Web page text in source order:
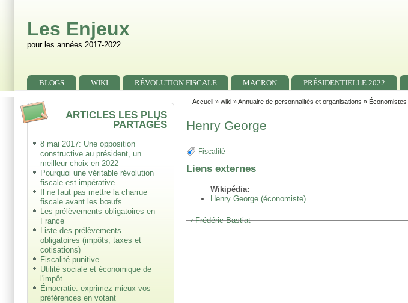
Les Enjeux
pour les années 2017-2022
Primary menu
BLOGS WIKI RÉVOLUTION FISCALE MACRON PRÉSIDENTIELLE 2022
Secondary menu
ARTICLES LES PLUS
PARTAGÉS
8 mai 2017: Une opposition
constructive au président, un
meilleur choix en 2022
Pourquoi une véritable révolution
fiscale est impérative
Il ne faut pas mettre la charrue
fiscale avant les bœufs
Les prélèvements obligatoires en
France
Liste des prélèvements
obligatoires (impôts, taxes et
cotisations)
Fiscalité punitive
Utilité sociale et économique de
l'impôt
Émocratie: exprimez mieux vos
préférences en votant
Accueil »wiki »Annuaire de personnalités et organisations » Économistes
Henry George
Fiscalité
Liens externes
Wikipédia:
Henry George (économiste)
‹ Frédéric Bastiat